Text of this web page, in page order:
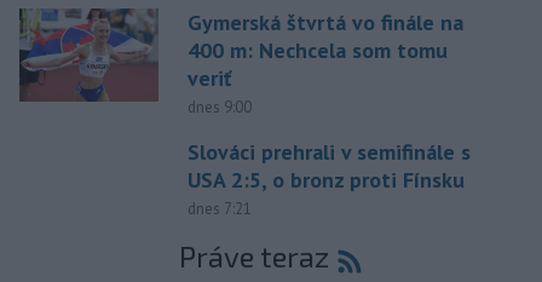
Gymerská štvrtá vo finále na
400 m: Nechcela som tomu
veriť
dnes 9:00
Slováci prehrali v semifinále s
USA 2:5, o bronz proti Fínsku
dnes 7:21
Práve teraz